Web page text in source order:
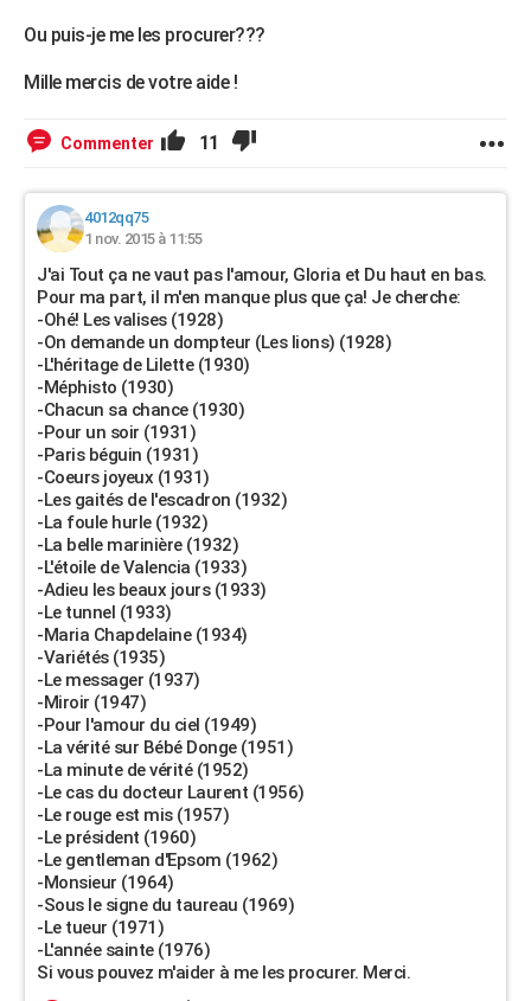
Ou puis-je me les procurer???
Mille mercis de votre aide !
Commenter 11
4012qq75
1 nov. 2015 à 11:55
J'ai Tout ça ne vaut pas l'amour, Gloria et Du haut en bas.
Pour ma part, il m'en manque plus que ça! Je cherche:
-Ohé! Les valises (1928)
-On demande un dompteur (Les lions) (1928)
-L'héritage de Lilette (1930)
-Méphisto (1930)
-Chacun sa chance (1930)
-Pour un soir (1931)
-Paris béguin (1931)
-Coeurs joyeux (1931)
-Les gaités de l'escadron (1932)
-La foule hurle (1932)
-La belle marinière (1932)
-L'étoile de Valencia (1933)
-Adieu les beaux jours (1933)
-Le tunnel (1933)
-Maria Chapdelaine (1934)
-Variétés (1935)
-Le messager (1937)
-Miroir (1947)
-Pour l'amour du ciel (1949)
-La vérité sur Bébé Donge (1951)
-La minute de vérité (1952)
-Le cas du docteur Laurent (1956)
-Le rouge est mis (1957)
-Le président (1960)
-Le gentleman d'Epsom (1962)
-Monsieur (1964)
-Sous le signe du taureau (1969)
-Le tueur (1971)
-L'année sainte (1976)
Si vous pouvez m'aider à me les procurer. Merci.